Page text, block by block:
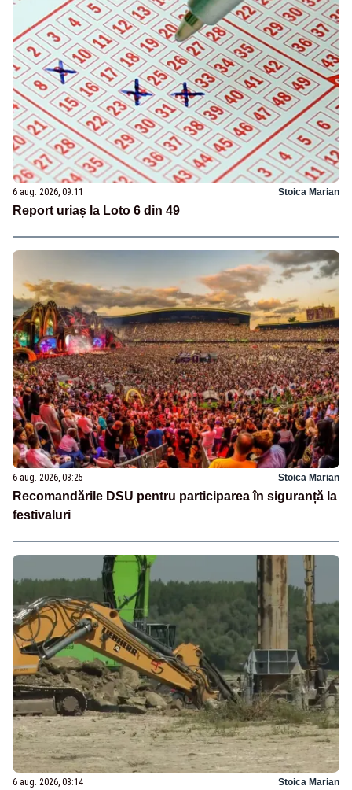
6 aug. 2026, 09:11 Stoica Marian
Report uriaș la Loto 6 din 49
6 aug. 2026, 08:25 Stoica Marian
Recomandările DSU pentru participarea în siguranță la
festivaluri
6 aug. 2026, 08:14 Stoica Marian